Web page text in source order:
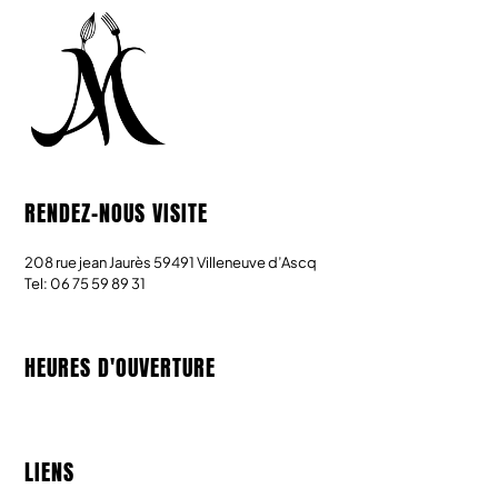
RENDEZ-NOUS VISITE
208 rue jean Jaurès 59491 Villeneuve d’Ascq
Tel: 06 75 59 89 31
HEURES D'OUVERTURE
LIENS